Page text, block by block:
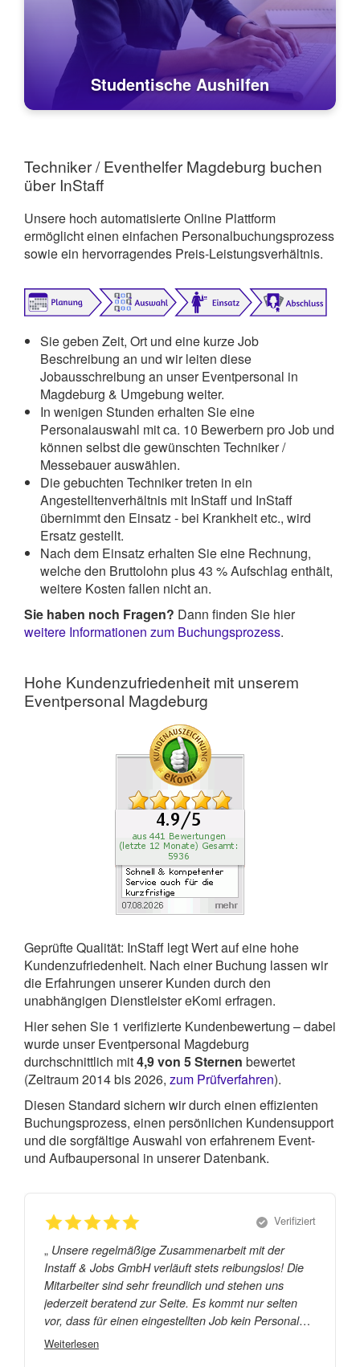
Studentische Aushilfen
Techniker / Eventhelfer Magdeburg buchen
über InStaff
Unsere hoch automatisierte Online Plattform
ermöglicht einen einfachen Personalbuchungsprozess
sowie ein hervorragendes Preis-Leistungsverhältnis.
Sie geben Zeit, Ort und eine kurze Job
Beschreibung an und wir leiten diese
Jobausschreibung an unser Eventpersonal in
Magdeburg & Umgebung weiter.
In wenigen Stunden erhalten Sie eine
Personalauswahl mit ca. 10 Bewerbern pro Job und
können selbst die gewünschten Techniker /
Messebauer auswählen.
Die gebuchten Techniker treten in ein
Angestelltenverhältnis mit InStaff und InStaff
übernimmt den Einsatz - bei Krankheit etc., wird
Ersatz gestellt.
Nach dem Einsatz erhalten Sie eine Rechnung,
welche den Bruttolohn plus 43 % Aufschlag enthält,
weitere Kosten fallen nicht an.
Sie haben noch Fragen? Dann finden Sie hier
weitere Informationen zum Buchungsprozess.
Hohe Kundenzufriedenheit mit unserem
Eventpersonal Magdeburg
Geprüfte Qualität: InStaff legt Wert auf eine hohe
Kundenzufriedenheit. Nach einer Buchung lassen wir
die Erfahrungen unserer Kunden durch den
unabhängigen Dienstleister eKomi erfragen.
Hier sehen Sie 1 verifizierte Kundenbewertung – dabei
wurde unser Eventpersonal Magdeburg
durchschnittlich mit4,9von 5Sternen bewertet
(Zeitraum 2014 bis 2026, zum Prüfverfahren).
Diesen Standard sichern wir durch einen effizienten
Buchungsprozess, einen persönlichen Kundensupport
und die sorgfältige Auswahl von erfahrenem Event-
und Aufbaupersonal in unserer Datenbank.
Verifiziert
„
Instaff & Jobs GmbH verläuft stets reibungslos! Die
Mitarbeiter sind sehr freundlich und stehen uns
jederzeit beratend zur Seite. Es kommt nur selten
vor, dass für einen eingestellten Job kein Personal
gefunden wird. Meist gibt es eine große Auswahl an
Weiterlesen